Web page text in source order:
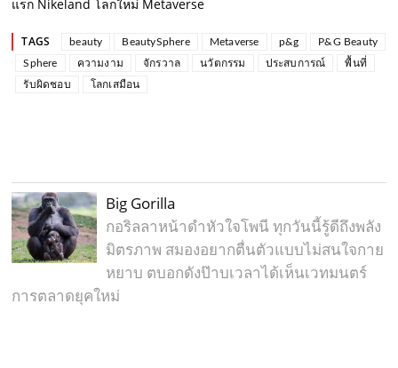
แรก Nikeland โลกใหม่ Metaverse
TAGS beauty BeautySphere Metaverse p&g
P&G Beauty
Sphere
ความงาม จักรวาล นวัตกรรม ประสบการณ์
พื้นที่
รับผิดชอบ
โลกเสมือน
Big Gorilla
กอริลลาหน้าดำหัวใจโพนี ทุกวันนี้รู้ดีถึงพลัง
มิตรภาพ สมองอยากตื่นตัวแบบไม่สนใจกาย
หยาบ ตบอกดังป๊าบเวลาได้เห็นเวทมนตร์
การตลาดยุคใหม่